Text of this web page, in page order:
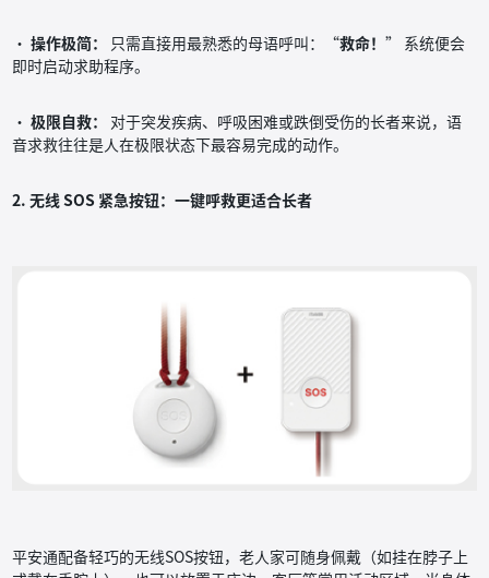
·操作极简： 只需直接用最熟悉的母语呼叫：“救命！” 系统便会
即时启动求助程序。
·极限自救：
对于突发疾病、呼吸困难或跌倒受伤的长者来说，语
音求救往往是人在极限状态下最容易完成的动作。
2. 无线 SOS 紧急按钮：一键呼救更适合长者
平安通配备轻巧的无线SOS按钮，老人家可随身佩戴（如挂在脖子上